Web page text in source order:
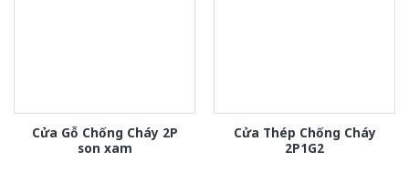
Cửa Gỗ Chống Cháy 2P
son xam
Cửa Thép Chống Cháy
2P1G2